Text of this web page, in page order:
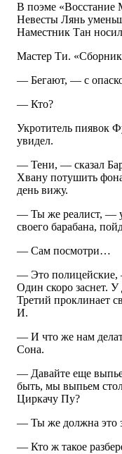
В поэме «Восстание
Невесты Лянь
Наместник Тан
Мастер Ти. «Сборник
— Бегают, — с
— Кто?
Укротитель пиявок
увидел.
— Тени, — сказал
Хвану потушить
день вижу.
— Ты же реалист, —
своего барабана,
— Сам посмотри…
— Это полицейские,
Один скоро заснет. У
Третий проклинает
И.
— И что же нам
Сона.
— Давайте еще
быть, мы выпьем
Циркачу Пу?
— Ты же должна это
— Кто ж такое